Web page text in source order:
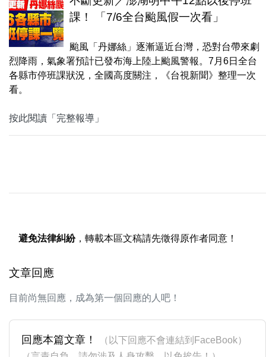
課！ 「7/6全台颱風假一次看」
颱風「丹娜絲」逐漸逼近台灣，恐對台帶來劇
烈降雨，氣象署預計已發布海上陸上颱風警報。7月6日全台
各縣市停班課狀況，全國高度關注，《台視新聞》整理一次
看。
按此閱讀「完整報導」
避免法律糾紛，轉載本區文稿請先徵得原作者同意！
文章回應
目前尚無回應，成為第一個回應的人吧！
回應本篇文章！
（以下回應不會連結到FaceBook）